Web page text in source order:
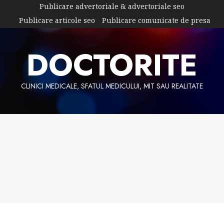
content
Publicare advertoriale & advertoriale seo
Publicare articole seo
Publicare comunicate de presa
DOCTORITE
CLINICI MEDICALE, SFATUL MEDICULUI, MIT SAU REALITATE